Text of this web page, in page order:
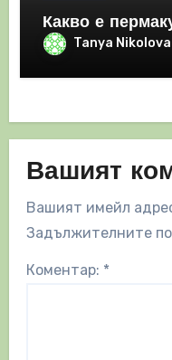
Какво е
Tanya Nikolova
Вашият
Вашият имейл
Задължителните
Коментар: *